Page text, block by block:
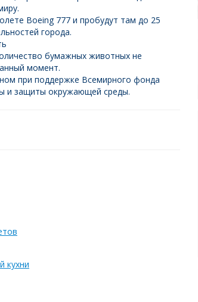
Boeing 777 и пробудут там до 25
города.
бумажных животных не
момент.
при поддержке Всемирного фонда
и защиты окружающей среды.
кухни